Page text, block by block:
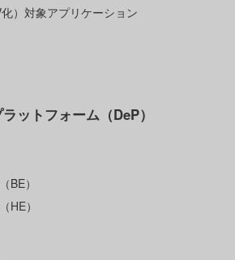
）対象アプリケーション
ットフォーム（DeP）
BE）
HE）